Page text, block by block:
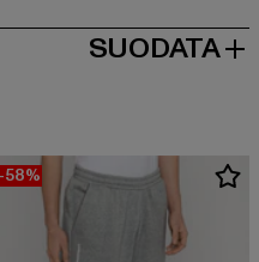
SUODATA
-58%